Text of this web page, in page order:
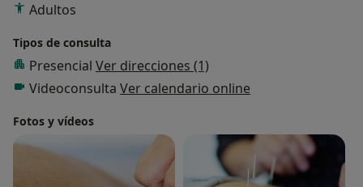
Adultos
Tipos de consulta
Presencial Ver direcciones (1)
Videoconsulta Ver calendario online
Fotos y vídeos